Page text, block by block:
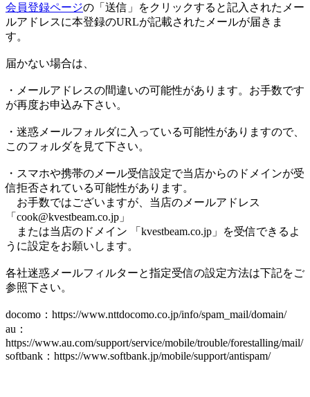
会員登録ページの「送信」をクリックすると記入されたメー
ルアドレスに本登録のURLが記載されたメールが届きま
す。
届かない場合は、
・メールアドレスの間違いの可能性があります。お手数です
が再度お申込み下さい。
・迷惑メールフォルダに入っている可能性がありますので、
このフォルダを見て下さい。
・スマホや携帯のメール受信設定で当店からのドメインが受
信拒否されている可能性があります。
お手数ではございますが、当店のメールアドレス
「cook@kvestbeam.co.jp」
または当店のドメイン 「kvestbeam.co.jp」を受信できるよ
うに設定をお願いします。
各社迷惑メールフィルターと指定受信の設定方法は下記をご
参照下さい。
docomo：https://www.nttdocomo.co.jp/info/spam_mail/domain/
au：
https://www.au.com/support/service/mobile/trouble/forestalling/mail/
softbank：https://www.softbank.jp/mobile/support/antispam/